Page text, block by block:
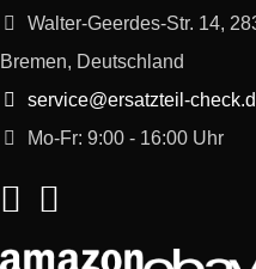
Walter-Geerdes-Str. 14,
Bremen, Deutschland
service@ersatzteil-
Mo-Fr: 9:00 - 16:00 Uhr